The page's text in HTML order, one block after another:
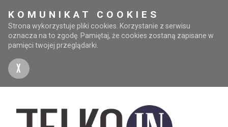
KOMUNIKAT COOKIES
Strona wykorzystuje pliki cookies. Korzystanie z serwisu
oznacza na to zgodę. Pamiętaj, że cookies zostaną zapisane w
pamięci twojej przeglądarki.
X